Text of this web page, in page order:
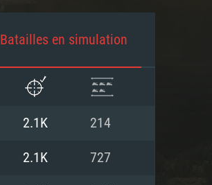
Batailles en simulation
2.1K 214
2.1K 727